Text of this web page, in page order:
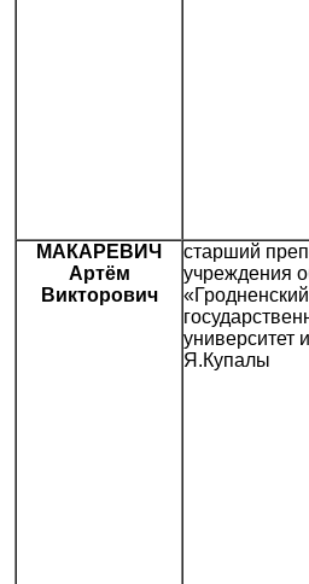
МАКАРЕВИЧ
Артём
Викторович
старший
учреждения
«Гродненский
университет
Я.Купалы